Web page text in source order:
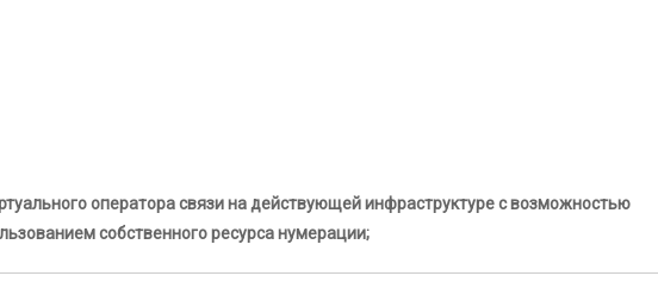
оператора связи на действующей инфраструктуре с возможностью
собственного ресурса нумерации;